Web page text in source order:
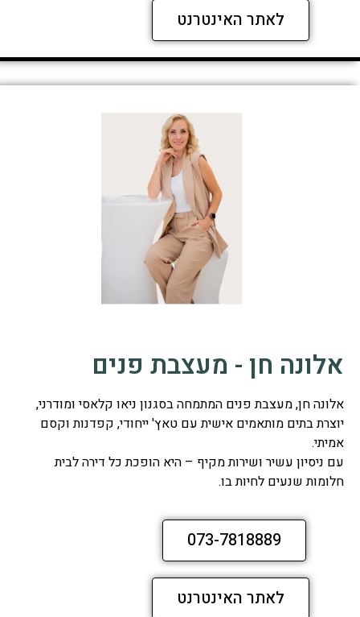
לאתר האינטרנט
אלונה חן - מעצבת פנים
אלונה חן, מעצבת פנים המתמחה בסגנון ניאו קלאסי ומודרני,
יוצרת בתים מותאמים אישית עם טאץ' ייחודי, קפדנות וקסם
אמיתי.
עם ניסיון עשיר ושירות מקיף – היא הופכת כל דירה לבית
חלומות שנעים לחיות בו.
073-7818889
לאתר האינטרנט